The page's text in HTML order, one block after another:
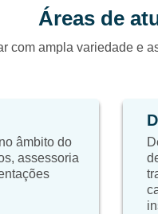
Áreas de
com ampla variedade e
âmbito do
assessoria